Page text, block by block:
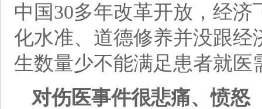
中国30多年改革开放，经
化水准、道德修养并没跟
生数量少不能满足患者就医
对伤医事件很悲痛、愤怒